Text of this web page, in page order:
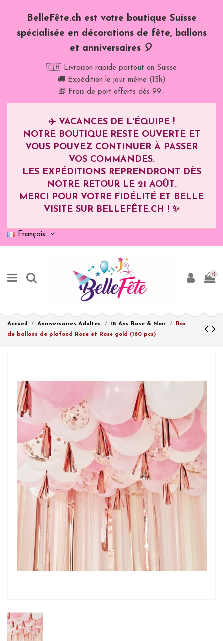
BelleFête.ch est votre boutique Suisse
spécialisée en décorations de fête, ballons
et anniversaires 🎈
🇨🇭 Livraison rapide partout en Suisse
🚚 Expédition le jour même (15h)
🎁 Frais de port offerts dès 99.-
✈️ VACANCES DE L'ÉQUIPE !
NOTRE BOUTIQUE RESTE OUVERTE ET
VOUS POUVEZ CONTINUER À PASSER
VOS COMMANDES.
LES EXPÉDITIONS REPRENDRONT DÈS
NOTRE RETOUR LE 21 AOÛT.
MERCI POUR VOTRE FIDÉLITÉ ET BELLE
VISITE SUR BELLEFÊTE.CH ! ✨
Français
0
Accueil Anniversaires Adultes 18 Ans Rose & Noir
Box
de ballons de plafond Rose et Rose gold (160 pcs)